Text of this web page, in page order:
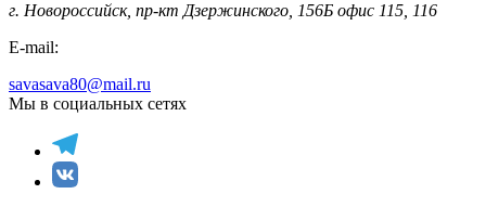
г. Новороссийск, пр-кт Дзержинского, 156Б офис 115, 116
E-mail:
savasava80@mail.ru
Мы в социальных сетях